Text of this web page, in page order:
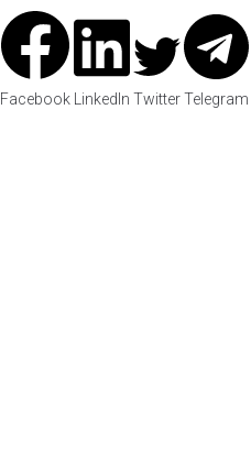
Facebook LinkedIn TwitterTelegram